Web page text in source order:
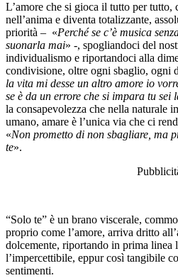
L’amore che si gioca il tutto per tutto,
nell’anima e diventa totalizzante,
priorità – «Perché se c’è musica
suonarla mai» -, spogliandoci del
individualismo e riportandoci alla
condivisione, oltre ogni sbaglio, ogni
la vita mi desse un altro amore io
se è da un errore che si impara tu sei
la consapevolezza che nella naturale
umano, amare è l’unica via che ci
«Non prometto di non sbagliare, ma
te».
“Solo te” è un brano viscerale,
proprio come l’amore, arriva dritto
dolcemente, riportando in prima linea
l’impercettibile, eppur così tangibile
sentimenti.